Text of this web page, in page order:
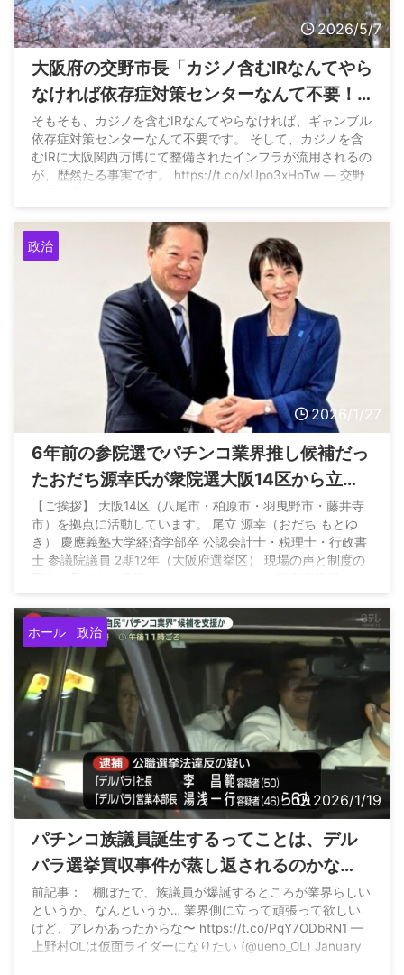
2026/5/7
大阪府の交野市長「カジノ含むIRなんてやら
なければ依存症対策センターなんて不要！
公営ギャンブルもパチンコもやめてしま
え！」
そもそも、カジノを含むIRなんてやらなければ、ギャンブル
依存症対策センターなんて不要です。 そして、カジノを含
むIRに大阪関西万博にて整備されたインフラが流用されるの
が、歴然たる事実です。 https://t.co/xUpo3xHpTw — 交野
政治
2026/1/27
6年前の参院選でパチンコ業界推し候補だっ
たおだち源幸氏が衆院選大阪14区から立候
補へ
【ご挨拶】 大阪14区（八尾市・柏原市・羽曳野市・藤井寺
市）を拠点に活動しています。 尾立 源幸（おだち もとゆ
き） 慶應義塾大学経済学部卒 公認会計士・税理士・行政書
士 参議院議員 2期12年（大阪府選挙区） 現場の声と制度の
ホール 政治
2026/1/19
パチンコ族議員誕生するってことは、デル
パラ選挙買収事件が蒸し返されるのかな…
前記事： 棚ぼたで、族議員が爆誕するところが業界らしい
というか、なんというか… 業界側に立って頑張って欲しい
けど、アレがあったからな〜 https://t.co/PqY7ODbRN1 —
上野村OLは仮面ライダーになりたい (@ueno_OL) January